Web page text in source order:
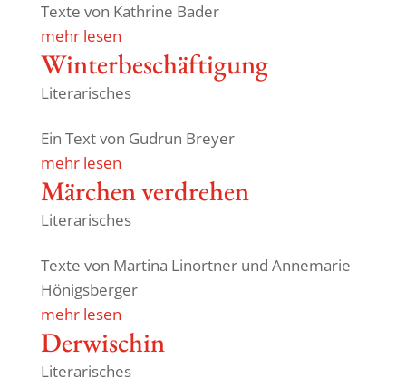
Texte von Kath­rine Bader
mehr lesen
Winter­be­schäf­ti­gung
Literarisches
Ein Text von Gudrun Breyer
mehr lesen
Märchen verdrehen
Literarisches
Texte von Martina Linortner und Anne­marie
Hönigsberger
mehr lesen
Derwi­schin
Literarisches